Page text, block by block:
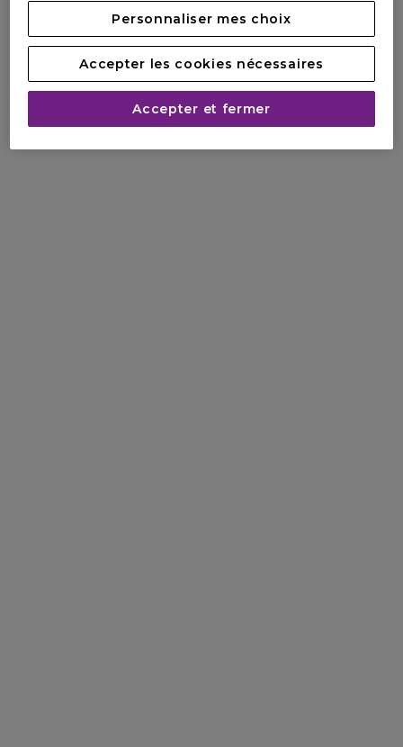
Personnaliser mes choix
Accepter les cookies nécessaires
Accepter et fermer